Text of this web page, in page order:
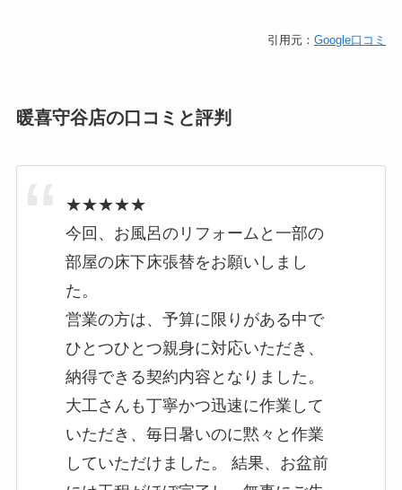
引用元：Google口コミ
暖喜守谷店の口コミと評判
★★★★★
今回、お風呂のリフォームと一部の
部屋の床下床張替をお願いしまし
た。
営業の方は、予算に限りがある中で
ひとつひとつ親身に対応いただき、
納得できる契約内容となりました。
大工さんも丁寧かつ迅速に作業して
いただき、毎日暑いのに黙々と作業
していただけました。 結果、お盆前